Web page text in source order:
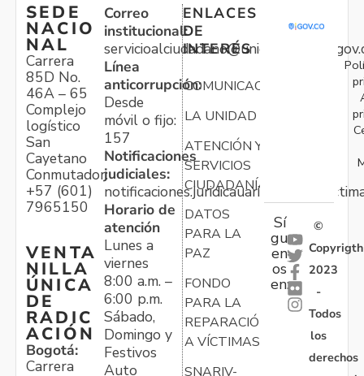
SEDE
NACIO
NAL
Carrera
85D No.
46A – 65
Complejo
logístico
San
Cayetano
Conmutador:
+57 (601)
7965150
VENTA
NILLA
ÚNICA
DE
RADIC
ACIÓN
Bogotá:
Carrera
Correo
institucional:
Línea
anticorrupción:
Desde
móvil o fijo:
157
Notificaciones
judiciales:
Horario de
atención
Lunes a
viernes
8:00 a.m. –
6:00 p.m.
Sábado,
Domingo y
Festivos
Auto
ENLACES
DE
INTERÉS
COMUNICACIONES
LA UNIDAD
ATENCIÓN Y
SERVICIOS
CIUDADANÍA
DATOS
PARA LA
PAZ
FONDO
PARA LA
REPARACIÓN
A VÍCTIMAS
SNARIV-
Sí
gu
en
os
en:
©
Copyrigth
2023
-
Todos
los
derechos